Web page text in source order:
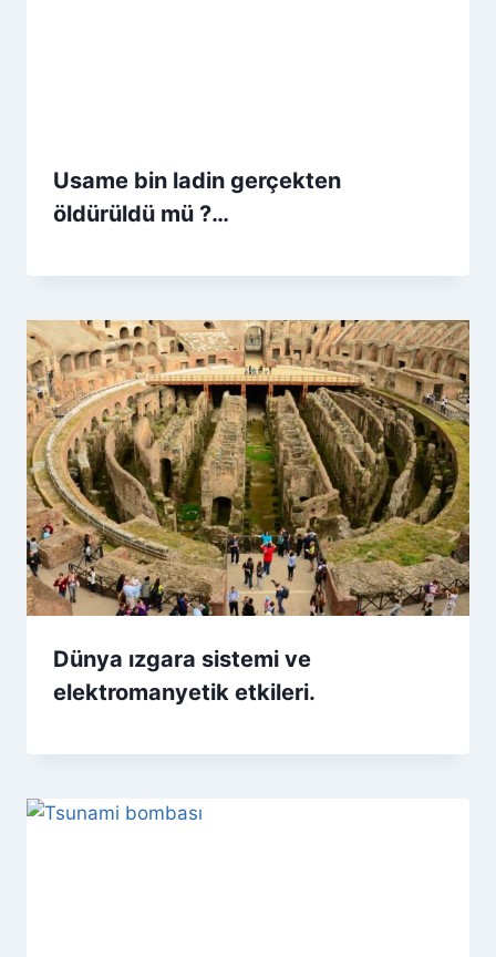
Usame bin ladin gerçekten
öldürüldü mü ?…
Dünya ızgara sistemi ve
elektromanyetik etkileri.